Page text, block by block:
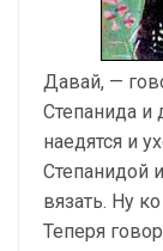
Давай, —
Степанида и
наедятся и
Степанидой
вязать. Ну
Теперя